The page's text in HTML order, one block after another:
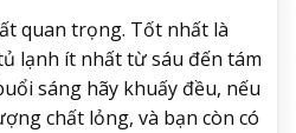
quan trọng. Tốt nhất là
lạnh ít nhất từ sáu đến tám
sáng hãy khuấy đều, nếu
chất lỏng, và bạn còn có